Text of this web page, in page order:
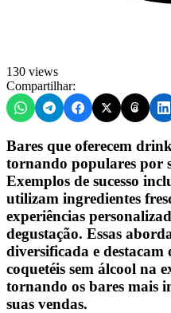
130 views
Compartilhar:
Bares que oferecem
tornando populares por
Exemplos de sucesso
utilizam ingredientes
experiências
degustação. Essas
diversificada e
coquetéis sem álcool na
tornando os bares mais
suas vendas.